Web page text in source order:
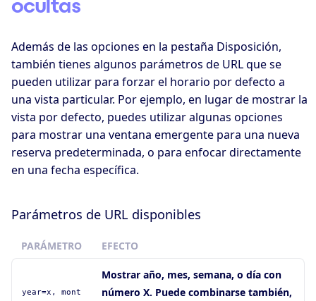
ocultas
Además de las opciones en la pestaña Disposición,
también tienes algunos parámetros de URL que se
pueden utilizar para forzar el horario por defecto a
una vista particular. Por ejemplo, en lugar de mostrar la
vista por defecto, puedes utilizar algunas opciones
para mostrar una ventana emergente para una nueva
reserva predeterminada, o para enfocar directamente
en una fecha específica.
Parámetros de URL disponibles
PARÁMETRO EFECTO
year=x, mont
Mostrar año, mes, semana, o día con
número X. Puede combinarse también,